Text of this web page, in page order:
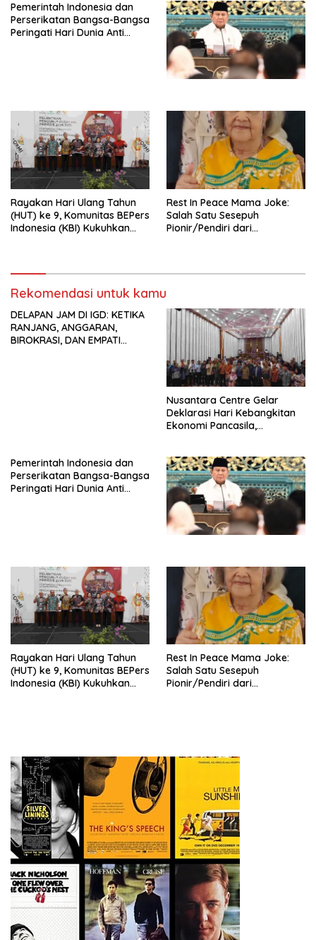
Penjajahan (Pergolakan
Ekonomi Politik Indonesia) &
Simposium Nasional “Urgensi
Undang-Undang
Perekonomian Nasional dan
Kesejahteraan Sosial dalam
Pemerintah Indonesia dan
Perserikatan Bangsa-Bangsa
Peringati Hari Dunia Anti
Rayakan Hari Ulang Tahun
(HUT) ke 9, Komunitas BEPers
Indonesia (KBI) Kukuhkan
Pengembangan Organisasi
KBI yang Berbasis Riset di
Mancanegara”.
Rest In Peace Mama Joke:
Salah Satu Sesepuh
Pionir/Pendiri dari
Kasih Allah.
Rekomendasi untuk kamu
DELAPAN JAM DI IGD: KETIKA
RANJANG, ANGGARAN,
BIROKRASI, DAN EMPATI
Nusantara Centre Gelar
Deklarasi Hari Kebangkitan
Ekonomi Pancasila,
Penjajahan (Pergolakan
Ekonomi Politik Indonesia) &
Simposium Nasional “Urgensi
Undang-Undang
Perekonomian Nasional dan
Kesejahteraan Sosial dalam
Pemerintah Indonesia dan
Perserikatan Bangsa-Bangsa
Peringati Hari Dunia Anti
Rayakan Hari Ulang Tahun
(HUT) ke 9, Komunitas BEPers
Indonesia (KBI) Kukuhkan
seluruh Indonesia dan
Mancanegara”.
Rest In Peace Mama Joke:
Salah Satu Sesepuh
Pionir/Pendiri dari